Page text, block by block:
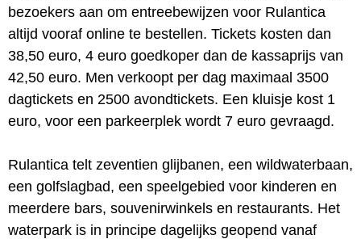
bezoekers aan om entreebewijzen voor Rulantica
altijd vooraf online te bestellen. Tickets kosten dan
38,50 euro, 4 euro goedkoper dan de kassaprijs van
42,50 euro. Men verkoopt per dag maximaal 3500
dagtickets en 2500 avondtickets. Een kluisje kost 1
euro, voor een parkeerplek wordt 7 euro gevraagd.
Rulantica telt zeventien glijbanen, een wildwaterbaan,
een golfslagbad, een speelgebied voor kinderen en
meerdere bars, souvenirwinkels en restaurants. Het
waterpark is in principe dagelijks geopend vanaf